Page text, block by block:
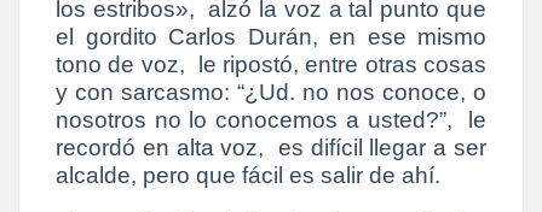
los estribos», alzó la voz a tal punto que
el gordito Carlos Durán, en ese mismo
tono de voz, le ripostó, entre otras cosas
y con sarcasmo: “¿Ud. no nos conoce, o
nosotros no lo conocemos a usted?”, le
recordó en alta voz, es difícil llegar a ser
alcalde, pero que fácil es salir de ahí.